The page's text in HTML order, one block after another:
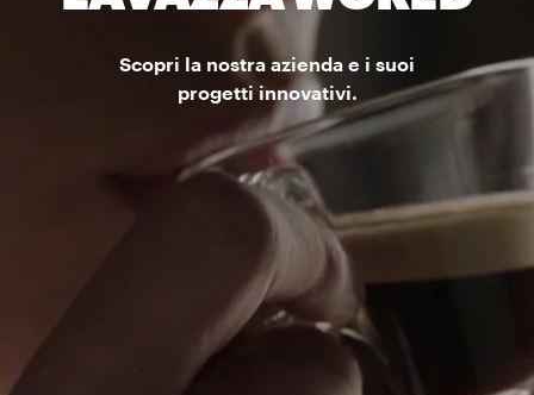
Scopri la nostra azienda e i suoi
progetti innovativi.